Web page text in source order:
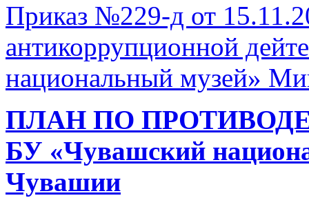
Приказ №229-д от
антикоррупционной
национальный музей»
ПЛАН ПО
БУ «Чувашский
Чувашии